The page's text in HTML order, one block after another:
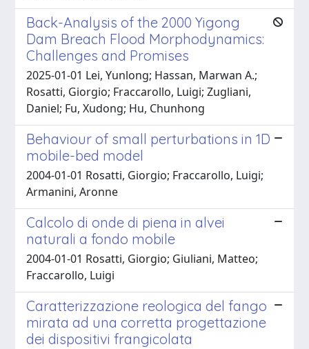
Back-Analysis of the 2000 Yigong
Dam Breach Flood Morphodynamics:
Challenges and Promises
2025-01-01 Lei, Yunlong; Hassan, Marwan A.;
Rosatti, Giorgio; Fraccarollo, Luigi; Zugliani,
Daniel; Fu, Xudong; Hu, Chunhong
Behaviour of small perturbations in 1D
mobile-bed model
2004-01-01 Rosatti, Giorgio; Fraccarollo, Luigi;
Armanini, Aronne
Calcolo di onde di piena in alvei
naturali a fondo mobile
2004-01-01 Rosatti, Giorgio; Giuliani, Matteo;
Fraccarollo, Luigi
Caratterizzazione reologica del fango
mirata ad una corretta progettazione
dei dispositivi frangicolata